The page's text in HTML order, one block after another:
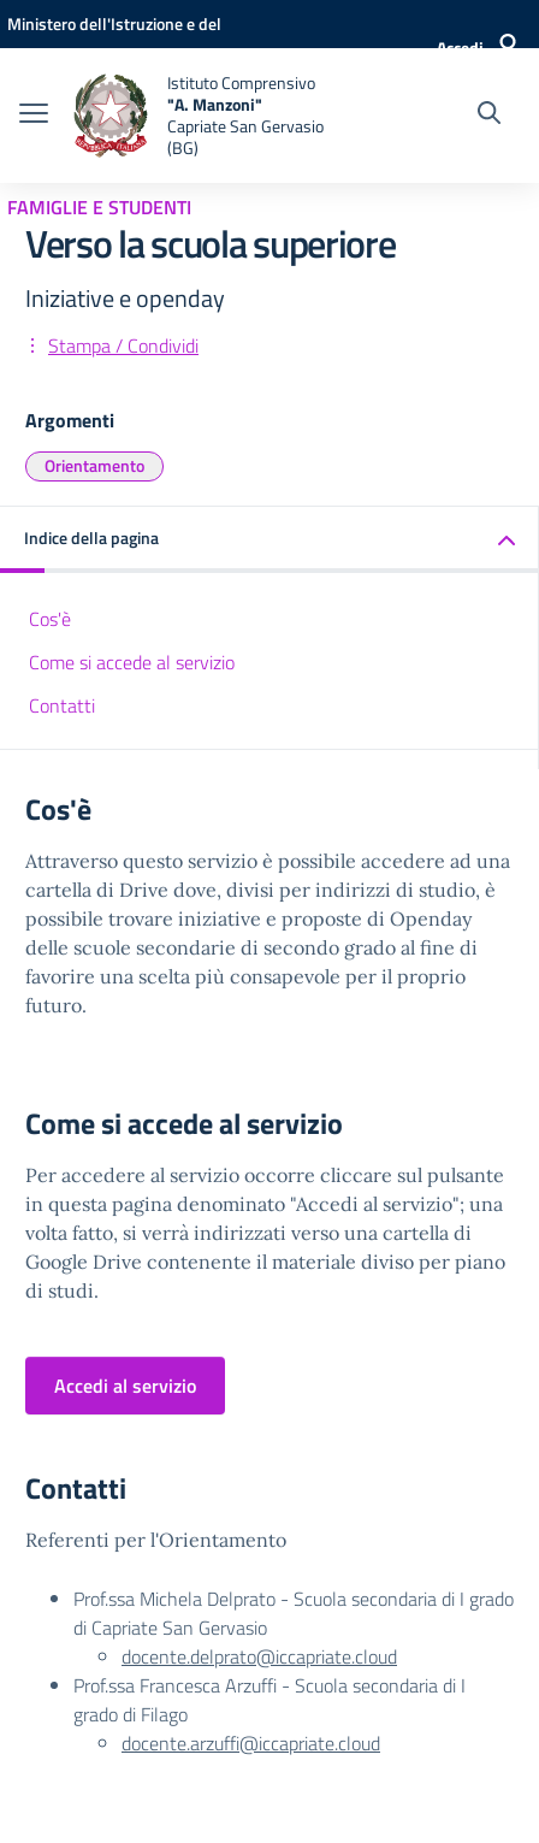
Vai ai contenuti
Vai al menu di navigazione
Vai al footer
Ministero dell'Istruzione e del
Accedi
Istituto Comprensivo
"A. Manzoni"
Capriate San Gervasio
(BG)
FAMIGLIE E STUDENTI
Verso la scuola superiore
Iniziative e openday
Stampa / Condividi
Argomenti
Orientamento
Indice della pagina
Cos'è
Come si accede al servizio
Contatti
Cos'è
Attraverso questo servizio è possibile accedere ad una
cartella di Drive dove, divisi per indirizzi di studio, è
possibile trovare iniziative e proposte di Openday
delle scuole secondarie di secondo grado al fine di
favorire una scelta più consapevole per il proprio
futuro.
Come si accede al servizio
Per accedere al servizio occorre cliccare sul pulsante
in questa pagina denominato "Accedi al servizio"; una
volta fatto, si verrà indirizzati verso una cartella di
Google Drive contenente il materiale diviso per piano
di studi.
Accedi al servizio
Contatti
Referenti per l'Orientamento
Prof.ssa Michela Delprato - Scuola secondaria di I grado
di Capriate San Gervasio
docente.delprato@iccapriate.cloud
Prof.ssa Francesca Arzuffi - Scuola secondaria di I
grado di Filago
docente.arzuffi@iccapriate.cloud